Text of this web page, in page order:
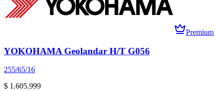
Premium
YOKOHAMA Geolandar H/T G056
255/65/16
$ 1.605.999